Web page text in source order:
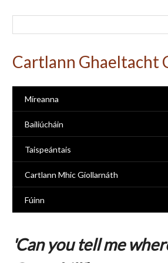
Cartlann Ghaeltacht
Míreanna
Bailiúcháin
Taispeántais
Cartlann Mhic Giollarnáth
Fúinn
'Can you tell me